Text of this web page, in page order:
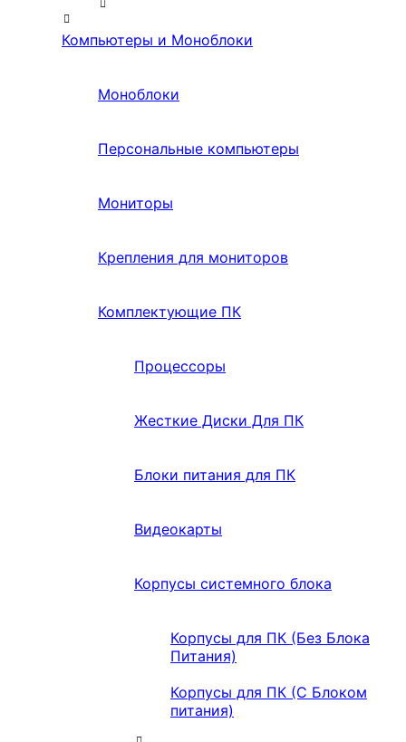
Компьютеры и Моноблоки
Моноблоки
Персональные компьютеры
Мониторы
Крепления для мониторов
Комплектующие ПК
Процессоры
Жесткие Диски Для ПК
Блоки питания для ПК
Видеокарты
Корпусы системного блока
Корпусы для ПК (Без Блока
Питания)
Корпусы для ПК (С Блоком
питания)